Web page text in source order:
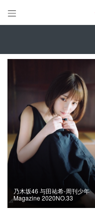

乃木坂46 与田祐希-周刊少年
Magazine 2020NO.33